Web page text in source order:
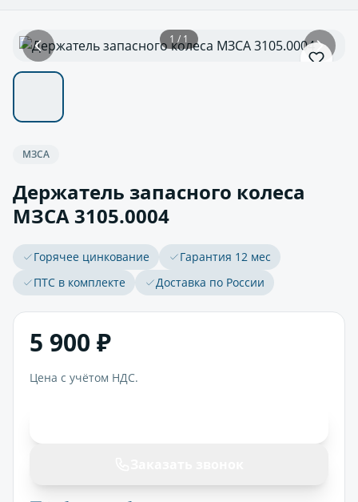
1 / 1
МЗСА
Держатель запасного колеса
МЗСА 3105.0004
Горячее цинкование
Гарантия 12 мес
ПТС в комплекте
Доставка по России
5 900 ₽
Цена с учётом НДС.